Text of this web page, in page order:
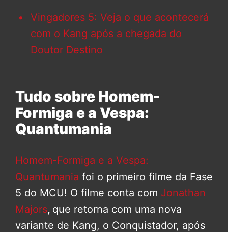
Vingadores 5: Veja o que acontecerá
com o Kang após a chegada do
Doutor Destino
Tudo sobre Homem-
Formiga e a Vespa:
Quantumania
Homem-Formiga e a Vespa:
Quantumania foi o primeiro filme da Fase
5 do MCU! O filme conta com Jonathan
Majors, que retorna com uma nova
variante de Kang, o Conquistador, após